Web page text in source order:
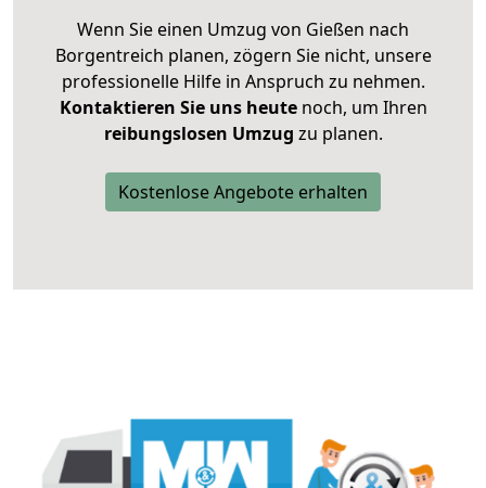
Wenn Sie einen Umzug von Gießen nach
Borgentreich planen, zögern Sie nicht, unsere
professionelle Hilfe in Anspruch zu nehmen.
Kontaktieren Sie uns heutenoch, um Ihren
reibungslosen Umzug zu planen.
Kostenlose Angebote erhalten